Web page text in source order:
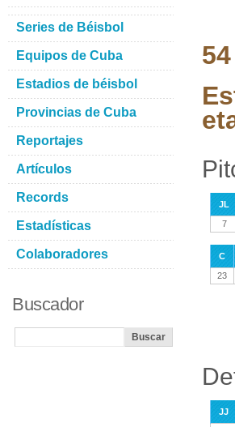
JL
7
C
23
JJ
Series de Béisbol
Equipos de Cuba
Estadios de béisbol
Provincias de Cuba
Reportajes
Artículos
Records
Estadísticas
Colaboradores
Buscador